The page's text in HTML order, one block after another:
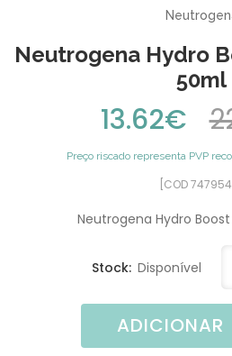
Neutrogena Hydro
50ml
13.62€
Preço riscado representa PVP
[COD
Neutrogena Hydro
Stock: Disponível
ADICIONAR